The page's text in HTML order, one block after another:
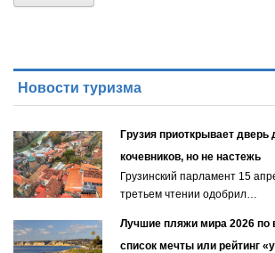
Новости туризма
Грузия приоткрывает
кочевников, но не настежь
Грузинский парламент 15
третьем чтении одобрил…
Лучшие пляжи мира 2026 по
список мечты или рейтинг